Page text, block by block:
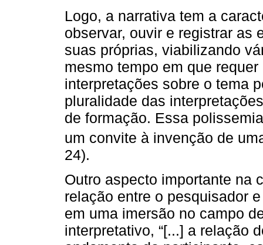
Logo, a narrativa tem a
observar, ouvir e registrar as
suas próprias, viabilizando
mesmo tempo em que
interpretações sobre o tema
pluralidade das
de formação. Essa
um convite à invenção de
24).
Outro aspecto importante na
relação entre o pesquisador
em uma imersão no campo
interpretativo, “[...] a relação